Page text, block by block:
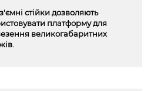
стійки дозволяють
платформу для
великогабаритних